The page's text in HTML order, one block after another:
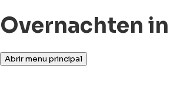
Overnachten
Abrir menu principal